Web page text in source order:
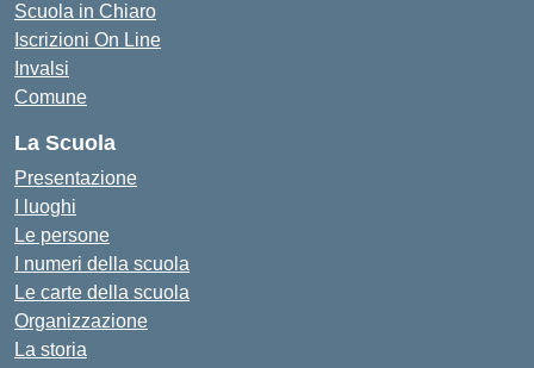
Scuola in Chiaro
Iscrizioni On Line
Invalsi
Comune
La Scuola
Presentazione
I luoghi
Le persone
I numeri della scuola
Le carte della scuola
Organizzazione
La storia